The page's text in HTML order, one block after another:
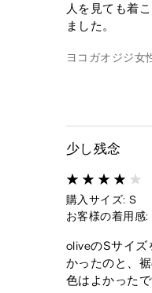
人を見ても着
ました。
ヨコガオジジ女
少し残念
購入サイズ: S
お客様の着用感
oliveのSサイズ
かったのと、
色はよかったで